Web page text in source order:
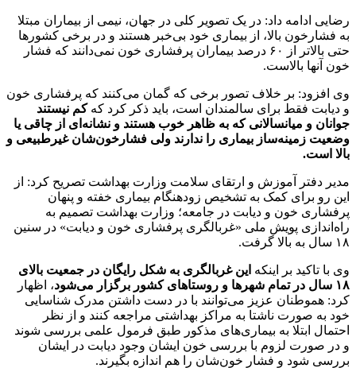
رضایی ادامه داد: در یک تصویر کلی در جهان، نیمی از بیماران مبتلا
به فشارخون بالا، از بیماری خود بی‌خبر هستند و در برخی کشورها
حتی بالاتر از ۶۰ درصد بیماران پرفشاری خون نمی‌دانند که فشار
خون آنها بالاست.
وی افزود: بر خلاف تصور برخی که گمان می‌کنند که پرفشاری خون
و دیابت فقط برای سالمندان است، باید ذکر کرد کهکم نیستند
جوانان و میانسالانی که به ظاهر خوب هستند و نشانه‌ای از چاقی یا
وضعیت زمینه‌ساز بیماری را ندارند ولی فشارخون‌شان غیرطبیعی و
بالا است.
مدیر دفتر آموزش و ارتقای سلامت وزارت بهداشت تصریح کرد: از
این رو برای کمک به تشخیص زودهنگام بیماری خفته و پنهان
پرفشاری خون و دیابت در جامعه؛ وزارت بهداشت تصمیم به
راه‌اندازی پویش ملی «غربالگری پرفشاری خون و دیابت» در سنین
۱۸ سال به بالا گرفت.
وی با تاکید بر اینکه این غربالگری به شکل رایگان در جمعیت بالای
۱۸ سال در تمام شهرها و روستاهای کشور برگزار می‌شود
، اظهار
کرد: هموطنان عزیز می‌توانند با در دست داشتن مدرک شناسایی
خود به صورت ناشتا به مراکز بهداشتی مراجعه کنند و از نظر
احتمال ابتلا به بیماری‌های مذکور طبق فرمول علمی بررسی شوند
و در صورت لزوم با بررسی خون ایشان وجود دیابت در ایشان
بررسی شود و فشار خون‌شان را هم اندازه بگیرند.